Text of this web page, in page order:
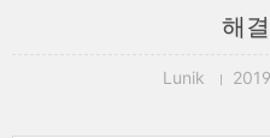
해
Lunik